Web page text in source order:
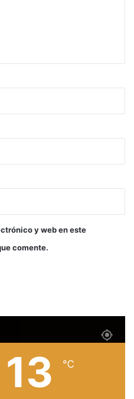
y web en este
comente.
13 ℃